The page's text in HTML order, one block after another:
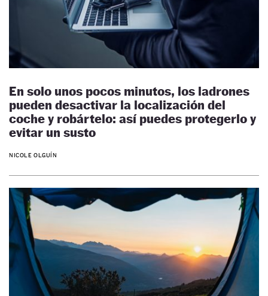
En solo unos pocos minutos, los ladrones
pueden desactivar la localización del
coche y robártelo: así puedes protegerlo y
evitar un susto
NICOLE OLGUÍN